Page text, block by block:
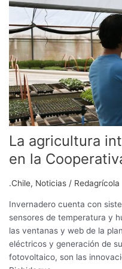
La agricultura
en la
.Chile, Noticias / Redagrícola
Invernadero cuenta con
sensores de temperatura y
las ventanas y web de la
eléctricos y generación de
fotovoltaico, son las
inteligente
es
realidad
en
la
Cooperativa
Coopeumo